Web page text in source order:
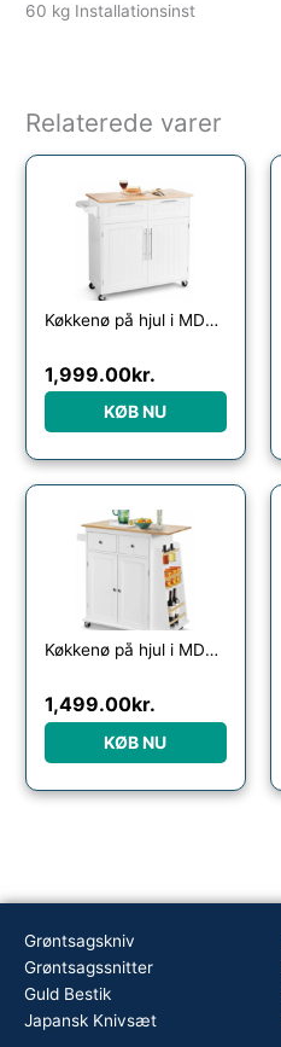
60 kg Installationsinst
Relaterede varer
Køkkenø på hjul i MDF og gummitræ H94 x B94 x D46 cm – Hvid/Natur
1,999.00kr.
KØB NU
Køkkenø på hjul i MDF og gummitræ H89,5 x B80 – 88 x D45 cm – Hvid/Natur
1,499.00kr.
KØB NU
Grøntsagskniv
Grøntsagssnitter
Guld Bestik
Japansk Knivsæt